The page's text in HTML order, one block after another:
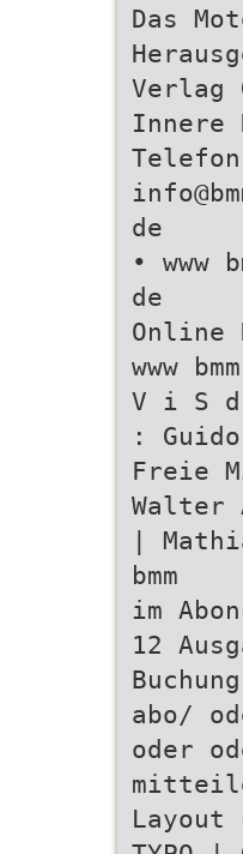
Das
Verlag
Innere
Telefon
de
• www
de
Online
www
V i S d
:
Freie
Walter
|
bmm
im
12
abo/
oder
Layout